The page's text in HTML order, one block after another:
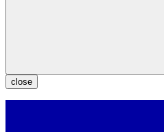
close